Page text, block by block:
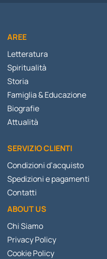
AREE
Letteratura
Spiritualità
Storia
Famiglia & Educazione
Biografie
Attualità
SERVIZIO CLIENTI
Condizioni d’acquisto
Spedizioni e pagamenti
Contatti
ABOUT US
Chi Siamo
Privacy Policy
Cookie Policy